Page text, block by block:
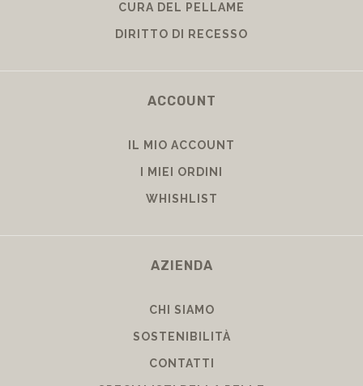
CURA DEL PELLAME
DIRITTO DI RECESSO
ACCOUNT
IL MIO ACCOUNT
I MIEI ORDINI
WHISHLIST
AZIENDA
CHI SIAMO
SOSTENIBILITÀ
CONTATTI